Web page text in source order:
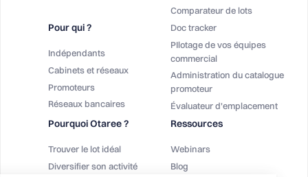
Pour qui ?
Indépendants
Cabinets et réseaux
Promoteurs
Réseaux bancaires
Comparateur de lots
Doc tracker
PIlotage de vos équipes
commercial
Administration du catalogue
promoteur
Évaluateur d'emplacement
Pourquoi Otaree ?
Trouver le lot idéal
Diversifier son activité
Ressources
Webinars
Blog